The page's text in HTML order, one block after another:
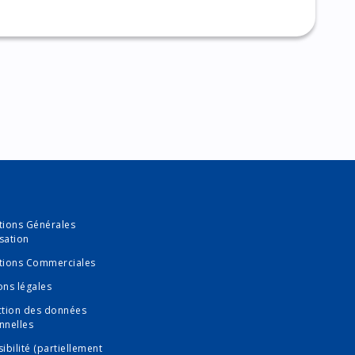
Générales
Commerciales
légales
des données
(partiellement